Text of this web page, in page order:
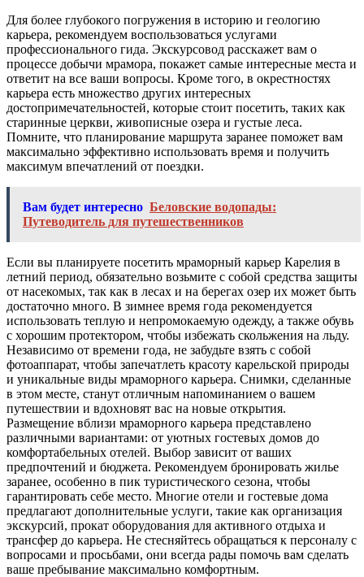
Для более глубокого погружения в историю и геологию
карьера, рекомендуем воспользоваться услугами
профессионального гида. Экскурсовод расскажет вам о
процессе добычи мрамора, покажет самые интересные места и
ответит на все ваши вопросы. Кроме того, в окрестностях
карьера есть множество других интересных
достопримечательностей, которые стоит посетить, таких как
старинные церкви, живописные озера и густые леса.
Помните, что планирование маршрута заранее поможет вам
максимально эффективно использовать время и получить
максимум впечатлений от поездки.
Вам будет интересно Беловские водопады:
Путеводитель для путешественников
Если вы планируете посетить мраморный карьер Карелия в
летний период, обязательно возьмите с собой средства защиты
от насекомых, так как в лесах и на берегах озер их может быть
достаточно много. В зимнее время года рекомендуется
использовать теплую и непромокаемую одежду, а также обувь
с хорошим протектором, чтобы избежать скольжения на льду.
Независимо от времени года, не забудьте взять с собой
фотоаппарат, чтобы запечатлеть красоту карельской природы
и уникальные виды мраморного карьера. Снимки, сделанные
в этом месте, станут отличным напоминанием о вашем
путешествии и вдохновят вас на новые открытия.
Размещение вблизи мраморного карьера представлено
различными вариантами: от уютных гостевых домов до
комфортабельных отелей. Выбор зависит от ваших
предпочтений и бюджета. Рекомендуем бронировать жилье
заранее, особенно в пик туристического сезона, чтобы
гарантировать себе место. Многие отели и гостевые дома
предлагают дополнительные услуги, такие как организация
экскурсий, прокат оборудования для активного отдыха и
трансфер до карьера. Не стесняйтесь обращаться к персоналу с
вопросами и просьбами, они всегда рады помочь вам сделать
ваше пребывание максимально комфортным.